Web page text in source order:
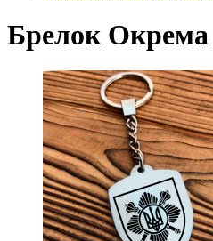
Брелок Окрема